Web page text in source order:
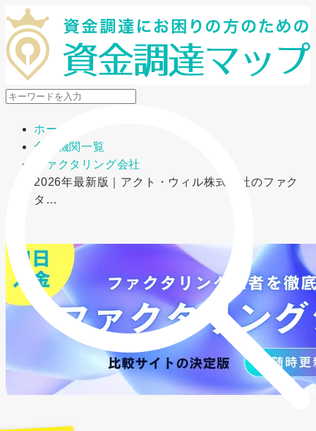
メニューを開閉
ホーム
金融機関一覧
ファクタリング会社
2026年最新版｜アクト・ウィル株式会社のファク
タ…